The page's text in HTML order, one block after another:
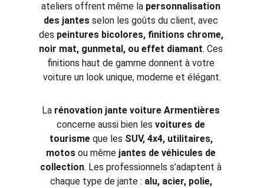
ateliers offrent même la personnalisation
des jantes selon les goûts du client, avec
des peintures bicolores, finitions chrome,
noir mat, gunmetal, ou effet diamant. Ces
finitions haut de gamme donnent à votre
voiture un look unique, moderne et élégant.
La rénovation jante voiture Armentières
concerne aussi bien les voitures de
tourisme que les SUV, 4x4, utilitaires,
motos ou même jantes de véhicules de
collection. Les professionnels s’adaptent à
chaque type de jante : alu, acier, polie,